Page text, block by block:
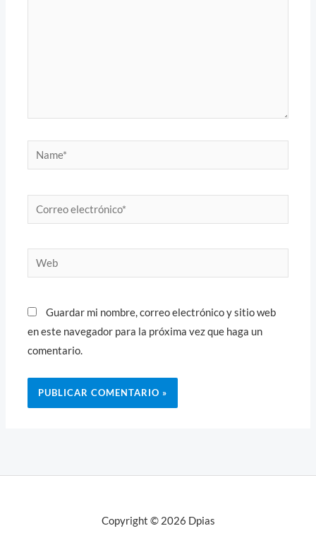
Name*
Correo
electrónico*
Web
Guardar mi nombre, correo electrónico y sitio web
en este navegador para la próxima vez que haga un
comentario.
Copyright © 2026 Dpias